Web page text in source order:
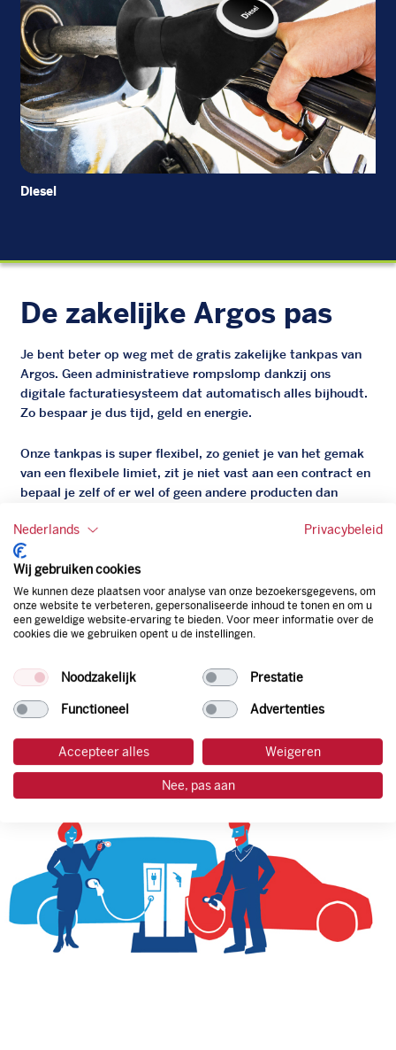
Diesel
De zakelijke Argos pas
Je bent beter op weg met de gratis zakelijke tankpas van
Argos. Geen administratieve rompslomp dankzij ons
digitale facturatiesysteem dat automatisch alles bijhoudt.
Zo bespaar je dus tijd, geld en energie.
Onze tankpas is super flexibel, zo geniet je van het gemak
van een flexibele limiet, zit je niet vast aan een contract en
bepaal je zelf of er wel of geen andere producten dan
Bovendien profiteer je altijd van een gegarandeerde
korting. Mocht de pompprijs toch lager zijn dan betaal je
natuurlijk de prijs aan de pomp. Zo ben je altijd verzekerd
van de laagste prijs.
Nederlands Privacybeleid
Wij gebruiken cookies
We kunnen deze plaatsen voor analyse van onze bezoekersgegevens, om
onze website te verbeteren, gepersonaliseerde inhoud te tonen en om u
een geweldige website-ervaring te bieden. Voor meer informatie over de
cookies die we gebruiken opent u de instellingen.
Noodzakelijk Prestatie
Functioneel Advertenties
Accepteer alles Weigeren
Nee, pas aan